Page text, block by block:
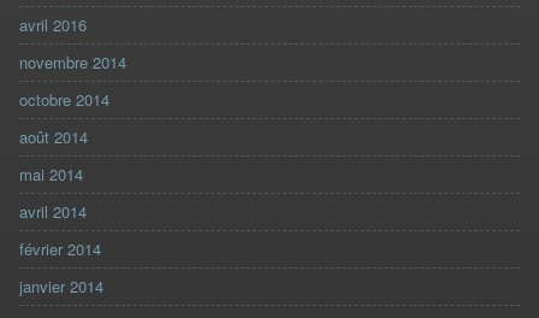
avril 2016
novembre 2014
octobre 2014
août 2014
mai 2014
avril 2014
février 2014
janvier 2014